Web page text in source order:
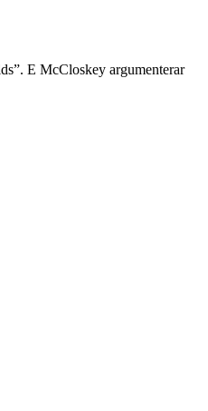
E McCloskey argumenterar